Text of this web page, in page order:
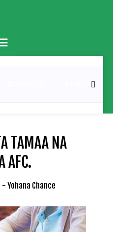
MICHEZO
TAMAA NA
AFC.
- Yohana Chance